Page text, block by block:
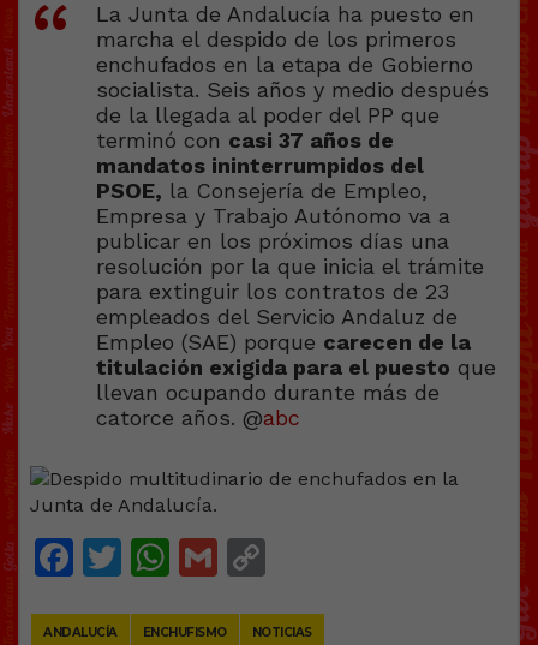
La Junta de Andalucía ha puesto en
marcha el despido de los primeros
enchufados en la etapa de Gobierno
socialista. Seis años y medio después
de la llegada al poder del PP que
terminó con casi 37 años de
mandatos ininterrumpidos del
PSOE, la Consejería de Empleo,
Empresa y Trabajo Autónomo va a
publicar en los próximos días una
resolución por la que inicia el trámite
para extinguir los contratos de 23
empleados del Servicio Andaluz de
Empleo (SAE) porque carecen de la
titulación exigida para el puesto que
llevan ocupando durante más de
catorce años. @abc
Facebook
Twitter
WhatsApp
Gmail
ANDALUCÍA ENCHUFISMO NOTICIAS